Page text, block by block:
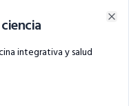
también en la
con el
Cada una
integrativa y salud